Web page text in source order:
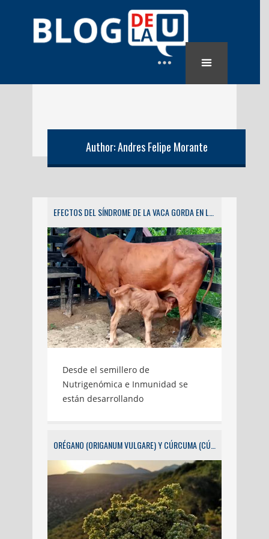
Author: Andres Felipe Morante
Desde el semillero de
Nutrigenómica e Inmunidad se
están desarrollando
los productores y respuestas a las
estudiantes. En un estudio
realizado en la finca Mafafal,
ubicada en el municipio de Vegachí
(nordeste del departamento de
Antioquia), se pudo evidenciar que